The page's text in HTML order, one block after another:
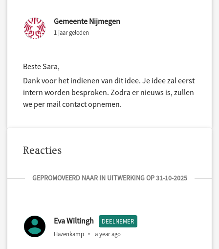
Gemeente Nijmegen
1 jaar geleden
Beste Sara,
Dank voor het indienen van dit idee. Je idee zal eerst
intern worden besproken. Zodra er nieuws is, zullen
we per mail contact opnemen.
Reacties
GEPROMOVEERD NAAR IN UITWERKING OP 31-10-2025
Eva Wiltingh DEELNEMER
Hazenkamp a year ago